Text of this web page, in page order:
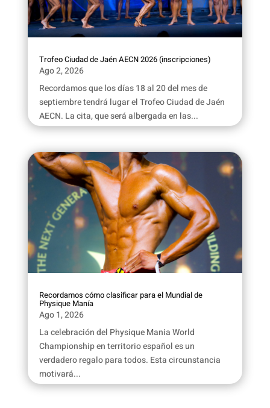
Trofeo Ciudad de Jaén AECN 2026 (inscripciones)
Ago 2, 2026
Recordamos que los días 18 al 20 del mes de
septiembre tendrá lugar el Trofeo Ciudad de Jaén
AECN. La cita, que será albergada en las...
Recordamos cómo clasificar para el Mundial de
Physique Manía
Ago 1, 2026
La celebración del Physique Mania World
Championship en territorio español es un
verdadero regalo para todos. Esta circunstancia
motivará...